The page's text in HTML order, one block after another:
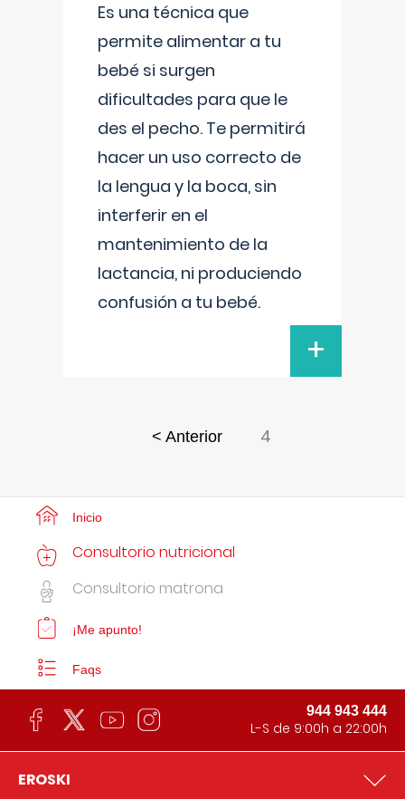
Es una técnica que
permite alimentar a tu
bebé si surgen
dificultades para que le
des el pecho. Te permitirá
hacer un uso correcto de
la lengua y la boca, sin
interferir en el
mantenimiento de la
lactancia, ni produciendo
confusión a tu bebé.
+
< Anterior 4
Inicio
Consultorio nutricional
Consultorio matrona
¡Me apunto!
Faqs
944 943 444
L-S de 9:00h a 22:00h
EROSKI